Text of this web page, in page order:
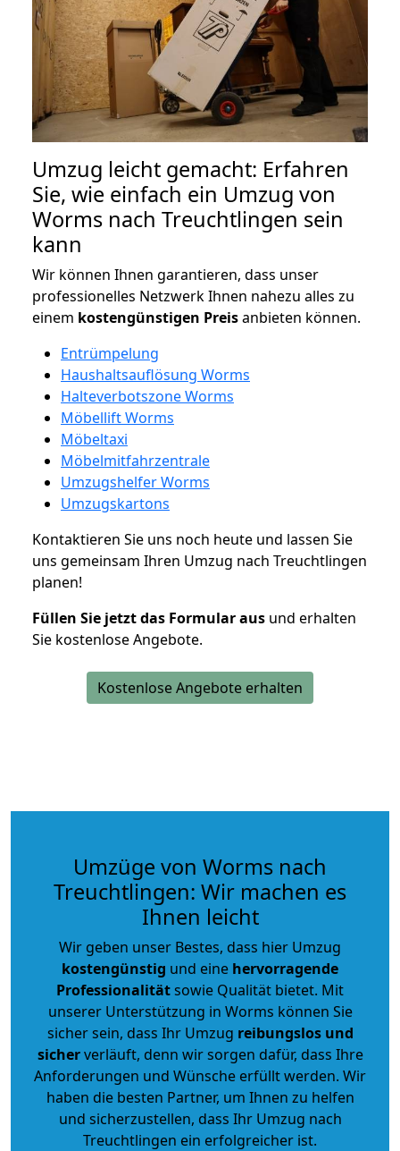
Umzug leicht gemacht: Erfahren
Sie, wie einfach ein Umzug von
Worms nach Treuchtlingen sein
kann
Wir können Ihnen garantieren, dass unser
professionelles Netzwerk Ihnen nahezu alles zu
einem kostengünstigen Preisanbieten können.
Entrümpelung
Haushaltsauflösung Worms
Halteverbotszone Worms
Möbellift Worms
Möbeltaxi
Möbelmitfahrzentrale
Umzugshelfer Worms
Umzugskartons
Kontaktieren Sie uns noch heute und lassen Sie
uns gemeinsam Ihren Umzug nach Treuchtlingen
planen!
Füllen Sie jetzt das Formular aus und erhalten
Sie kostenlose Angebote.
Kostenlose Angebote erhalten
Umzüge von Worms nach
Treuchtlingen: Wir machen es
Ihnen leicht
Wir geben unser Bestes, dass hier Umzug
kostengünstig und eine hervorragende
Professionalitätsowie Qualität bietet. Mit
unserer Unterstützung in Worms können Sie
sicher sein, dass Ihr Umzug reibungslos und
sicherverläuft, denn wir sorgen dafür, dass Ihre
Anforderungen und Wünsche erfüllt werden. Wir
haben die besten Partner, um Ihnen zu helfen
und sicherzustellen, dass Ihr Umzug nach
Treuchtlingen ein erfolgreicher ist.